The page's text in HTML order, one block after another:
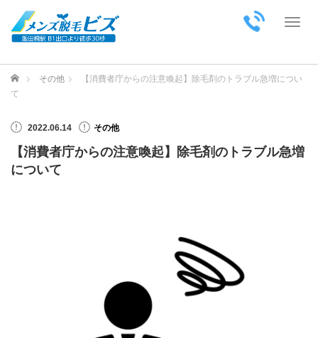
ホーム その他
【消費者庁からの注意喚起】除毛剤のトラブル急増につい
て
2022.06.14 その他
【消費者庁からの注意喚起】除毛剤のトラブル急増
について